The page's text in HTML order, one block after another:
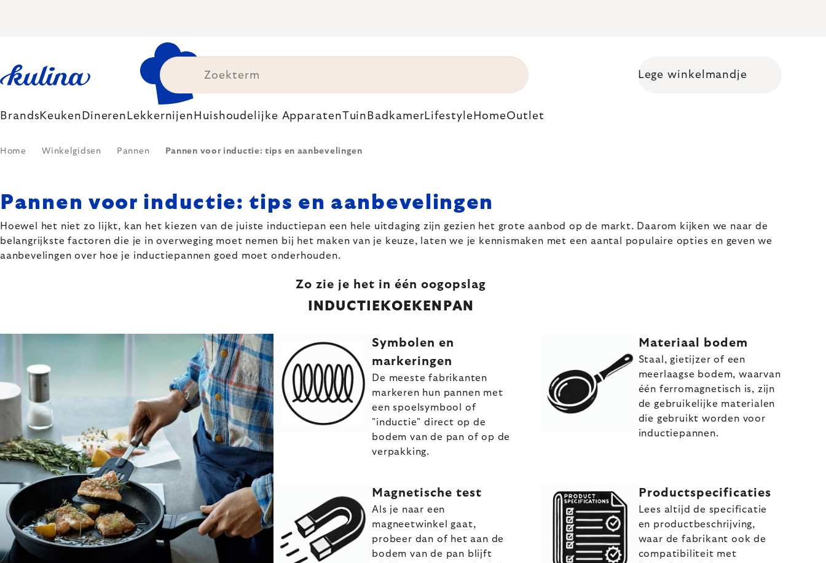
Shopping cart
Lege winkelmandje
Brands Keuken Dineren Lekkernijen Huishoudelijke ApparatenTuin BadkamerLifestyle HomeOutlet
Home Winkelgidsen Pannen Pannen voor inductie: tips en aanbevelingen
Pannen voor inductie: tips en aanbevelingen
Hoewel het niet zo lijkt, kan het kiezen van de juiste inductiepan een hele uitdaging zijn gezien het grote aanbod op de markt. Daarom kijken we naar de
belangrijkste factoren die je in overweging moet nemen bij het maken van je keuze, laten we je kennismaken met een aantal populaire opties en geven we
aanbevelingen over hoe je inductiepannen goed moet onderhouden.
Zo zie je het in één oogopslag
INDUCTIEKOEKENPAN
Symbolen en
markeringen
De meeste fabrikanten
markeren hun pannen met
een spoelsymbool of
"inductie" direct op de
bodem van de pan of op de
verpakking.
Materiaal bodem
Staal, gietijzer of een
meerlaagse bodem, waarvan
één ferromagnetisch is, zijn
de gebruikelijke materialen
die gebruikt worden voor
inductiepannen.
Magnetische test
Als je naar een
magneetwinkel gaat,
probeer dan of het aan de
bodem van de pan blijft
Productspecificaties
Lees altijd de specificatie
en productbeschrijving,
waar de fabrikant ook de
compatibiliteit met